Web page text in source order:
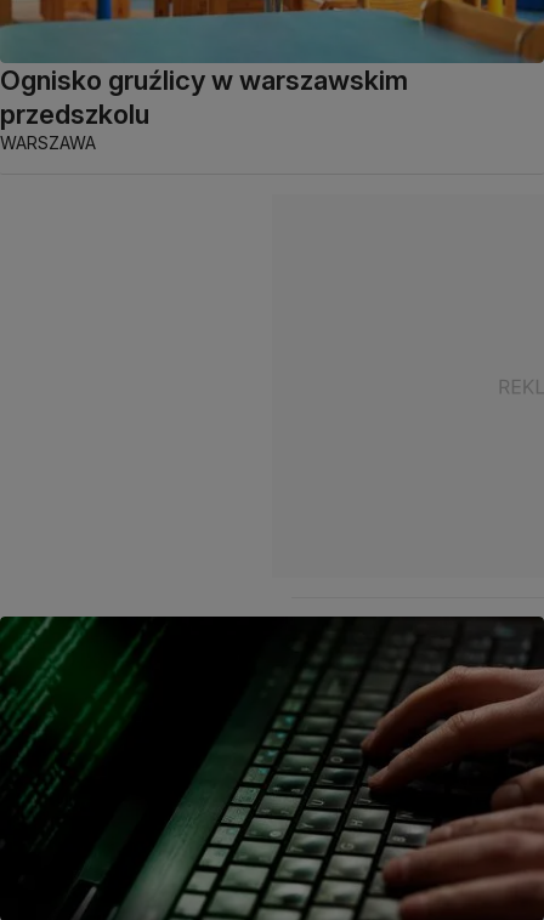
Ognisko gruźlicy w warszawskim
przedszkolu
WARSZAWA